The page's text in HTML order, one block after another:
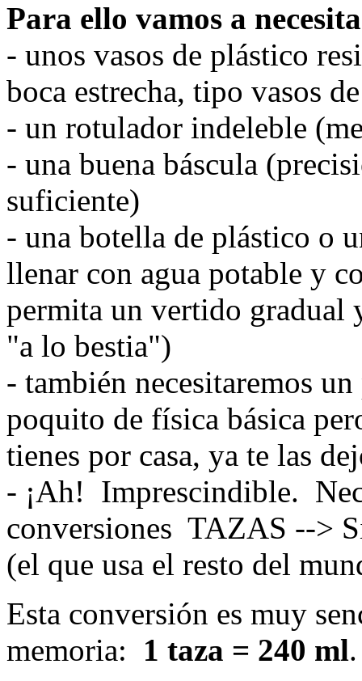
Para ello vamos a
- unos vasos de plástico
boca estrecha, tipo vasos
- un rotulador indeleble
- una buena báscula
suficiente)
- una botella de plástico o
llenar con agua potable y
permita un vertido gradual
"a lo bestia")
- también necesitaremos
poquito de física básica
tienes por casa, ya te las
- ¡Ah! Imprescindible.
conversiones TAZAS -->
(el que usa el resto del
Esta conversión es muy
memoria: 1 taza = 240 ml